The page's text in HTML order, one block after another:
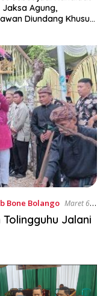
Jaksa Agung,
Diundang Khusus
Bone Bolango Maret 6,
Jalani